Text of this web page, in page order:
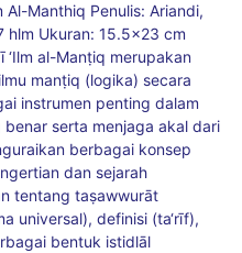
Al-Manthiq Penulis: Ariandi,
hlm Ukuran: 15.5×23 cm
al-Manṭiq merupakan
manṭiq (logika) secara
instrumen penting dalam
serta menjaga akal dari
berbagai konsep
dan sejarah
tentang taṣawwurāt
universal), definisi (ta‘rīf),
bentuk istidlāl